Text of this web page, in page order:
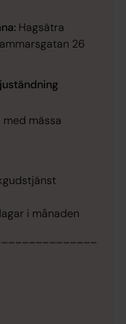
Hagsätra
26
med mässa
i månaden